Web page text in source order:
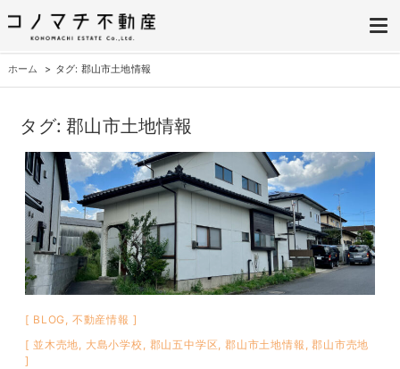
株式会社コノマチ不動産
空き家を開き家へ。不動産・空き家の売却、ご相談はコノマチ不動産へ
ホーム
タグ: 郡山市土地情報
タグ:郡山市土地情報
BLOG
不動産情報
並木売地
大島小学校 郡山五中学区 郡山市土地情報 ,郡山市売地